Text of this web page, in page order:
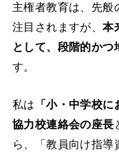
主権者教育は、先般
注目されますが、本
として、段階的かつ
す。
私は 「小・中学校
協力校連絡会の座長
ら、「教員向け指導